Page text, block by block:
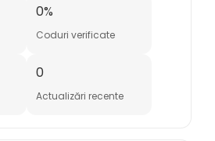
0%
Coduri verificate
0
Actualizări recente